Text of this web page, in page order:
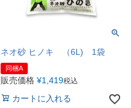
ネオ砂 ヒノキ （6L) 1袋
同梱A
販売価格 ¥1,419税込
カートに入れる